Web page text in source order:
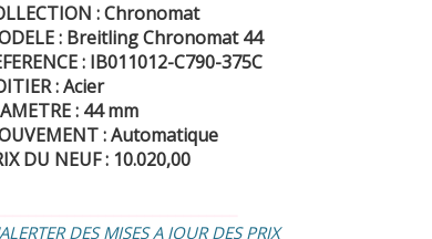
: Chronomat
: Breitling Chronomat 44
: IB011012-C790-375C
: Acier
: 44 mm
: Automatique
DU NEUF : 10.020,00
DES MISES A JOUR DES PRIX